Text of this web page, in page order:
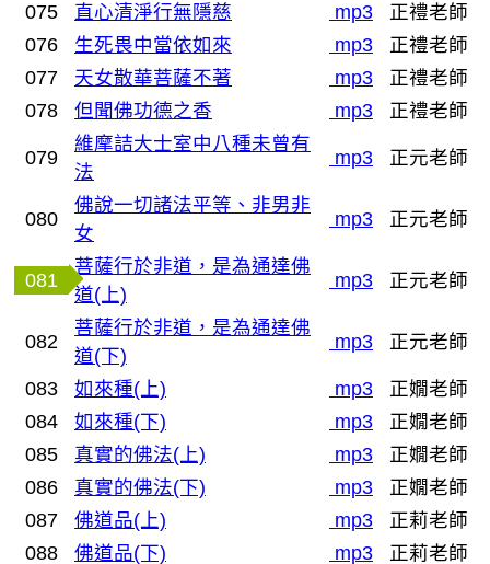
075
直心清淨行無隱慈 mp3
正禮老師
076
生死畏中當依如來 mp3
正禮老師
077
天女散華菩薩不著 mp3
正禮老師
078
但聞佛功德之香 mp3 正禮老師
079
維摩詰大士室中八種未曾有
法
mp3 正元老師
080
佛說一切諸法平等、非男非
女
mp3 正元老師
081
菩薩行於非道，是為通達佛
道(上)
mp3 正元老師
082
菩薩行於非道，是為通達佛
道(下)
mp3 正元老師
083 如來種(上) mp3
正嫺老師
084
如來種(下) mp3
正嫺老師
085
真實的佛法(上) mp3
正嫺老師
086
真實的佛法(下) mp3
正嫺老師
087
佛道品(上) mp3
正莉老師
088
佛道品(下) mp3
正莉老師